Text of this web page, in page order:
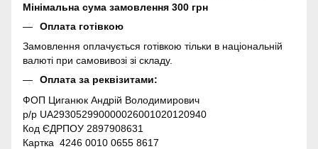
Мінімальна сума замовлення 300 грн
Оплата готівкою
Замовлення оплачується готівкою тільки в національній
валюті при самовивозі зі складу.
Оплата за реквізитами:
ФОП Циганюк Андрій Володимирович
р/р UA293052990000026001020120940
Код ЄДРПОУ 2897908631
Картка 4246 0010 0655 8617